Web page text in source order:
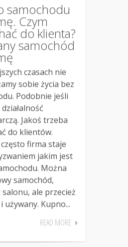
samochodu
Czym
do klienta?
samochód
czasach nie
sobie życia bez
Podobnie jeśli
Jakoś trzeba
do klientów.
firma staje
jakim jest
Można
samochód,
ale przecież
używany. Kupno...
READ MORE